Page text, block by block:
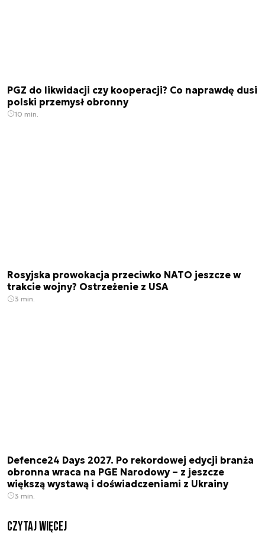
PGZ do likwidacji czy kooperacji? Co naprawdę dusi
polski przemysł obronny
10 min.
Rosyjska prowokacja przeciwko NATO jeszcze w
trakcie wojny? Ostrzeżenie z USA
3 min.
Defence24 Days 2027. Po rekordowej edycji branża
obronna wraca na PGE Narodowy – z jeszcze
większą wystawą i doświadczeniami z Ukrainy
3 min.
czytaj więcej